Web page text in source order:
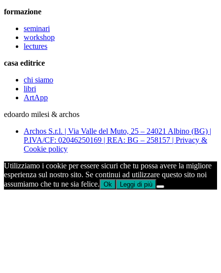
formazione
seminari
workshop
lectures
casa editrice
chi siamo
libri
ArtApp
edoardo milesi & archos
Archos S.r.l. | Via Valle del Muto, 25 – 24021 Albino (BG) |
P.IVA/CF: 02046250169 | REA: BG – 258157 | Privacy &
Cookie policy
Utilizziamo i cookie per essere sicuri che tu possa avere la migliore
esperienza sul nostro sito. Se continui ad utilizzare questo sito noi
assumiamo che tu ne sia felice. Ok Leggi di più